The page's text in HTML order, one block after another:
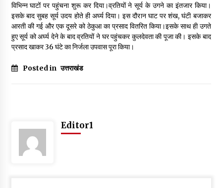
Thought Of The Day 12 May
May 12, 2022
Thought Of The Day 11 May
May 10, 2022
विभिन्न घाटों पर पहुंचना शुरू कर दिया।व्रतियों ने सूर्य के उगने का इंतजार किया।
इसके बाद सुबह सूर्य उदय होते ही अर्घ्य दिया। इस दौरान घाट पर शंख, घंटी बजाकर
आरती की गई और एक दूसरे को ठेकुआ का प्रसाद वितरित किया।इसके साथ ही उगते
हुए सूर्य को अर्घ्य देने के बाद व्रतियों ने घर पहुंचकर कुलदेवता की पूजा की। इसके बाद
प्रसाद खाकर 36 घंटे का निर्जला उपवास पूरा किया।
Posted in उत्तराखंड
Editor1